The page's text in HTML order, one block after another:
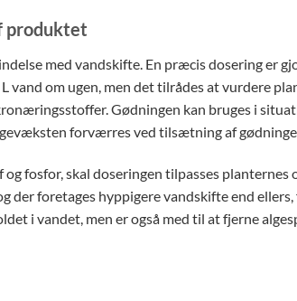
produktet
med vandskifte. En præcis dosering er
vand om ugen, men det tilrådes at vurdere
Gødningen kan bruges i
forværres ved tilsætning af
fosfor, skal doseringen tilpasses planternes
der foretages hyppigere vandskifte end
i vandet, men er også med til at fjerne